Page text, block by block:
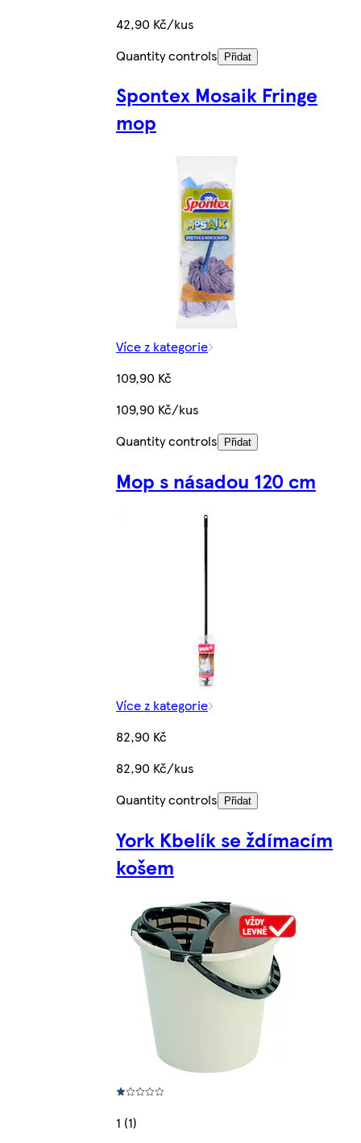
42,90 Kč/kus
Quantity controls
Přidat
Spontex Mosaik Fringe
mop
Více z kategorie
109,90 Kč
109,90 Kč/kus
Quantity controls
Přidat
Mop s násadou 120 cm
Více z kategorie
82,90 Kč
82,90 Kč/kus
Quantity controls
Přidat
York Kbelík se ždímacím
košem
1 (1)